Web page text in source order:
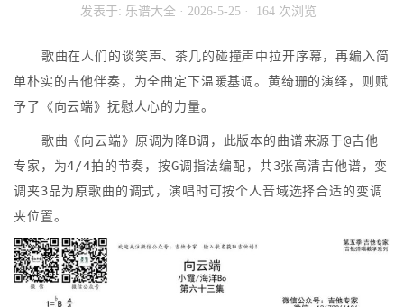
发表于: 乐谱大全 · 2026-5-25 · 164 次浏览
歌曲在人们的谈笑声、茶几的碰撞声中拉开序幕，再编入简
单朴实的吉他伴奏，为全曲定下温暖基调。黄绮珊的演绎，则赋
予了《向云端》抚慰人心的力量。
歌曲《向云端》原调为降B调，此版本的曲谱来源于@吉他
专家，为4/4拍的节奏，按G调指法编配，共3张高清吉他谱，变
调夹3品为原歌曲的调式，演唱时可按个人音域选择合适的变调
夹位置。